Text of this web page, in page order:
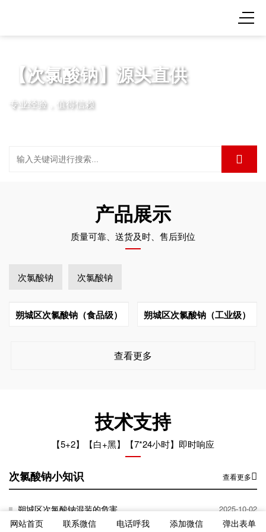
【次氯酸钠】源头直供
专业经验，值得信赖
产品展示
质量可靠、送货及时、售后到位
次氯酸钠 次氯酸钠
朔城区次氯酸钠（食品级） 朔城区次氯酸钠（工业级）
查看更多
技术支持
【5+2】【白+黑】【7*24小时】即时响应
次氯酸钠小知识 查看更多
朔城区次氯酸钠混装的危害 2025-10-02
网站首页 联系微信 电话呼我 添加微信 弹出表单